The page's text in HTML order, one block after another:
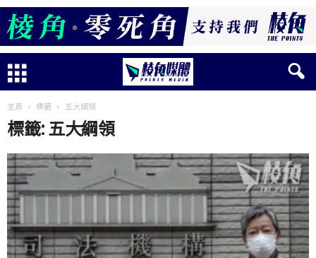
主頁 標籤 五大綱領
標籤: 五大綱領